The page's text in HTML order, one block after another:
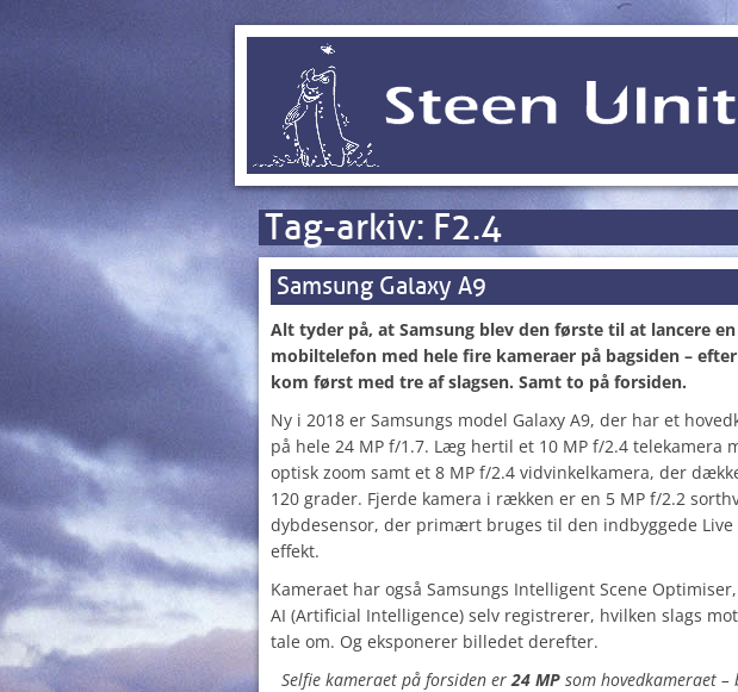
Tag-arkiv: F2.4
Samsung Galaxy A9
Alt tyder på, at Samsung blev den første til at lancere en
mobiltelefon med hele fire kameraer på bagsiden – efter
kom først med tre af slagsen. Samt to på forsiden.
Ny i 2018 er Samsungs model Galaxy A9, der har et
på hele 24 MP f/1.7. Læg hertil et 10 MP f/2.4 telekamera
optisk zoom samt et 8 MP f/2.4 vidvinkelkamera, der
120 grader. Fjerde kamera i rækken er en 5 MP f/2.2
dybdesensor, der primært bruges til den indbyggede Live
effekt.
Kameraet har også Samsungs Intelligent Scene
AI (Artificial Intelligence) selv registrerer, hvilken slags
tale om. Og eksponerer billedet derefter.
Selfie kameraet på forsiden er24 MP som hovedkameraet –